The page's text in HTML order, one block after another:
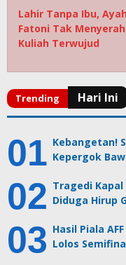
Lahir Tanpa Ibu,
Fatoni Tak
Kuliah Terwujud
Kebangetan!
Kepergok
Tragedi Kapal
Diduga Hirup
Hasil Piala
Lolos